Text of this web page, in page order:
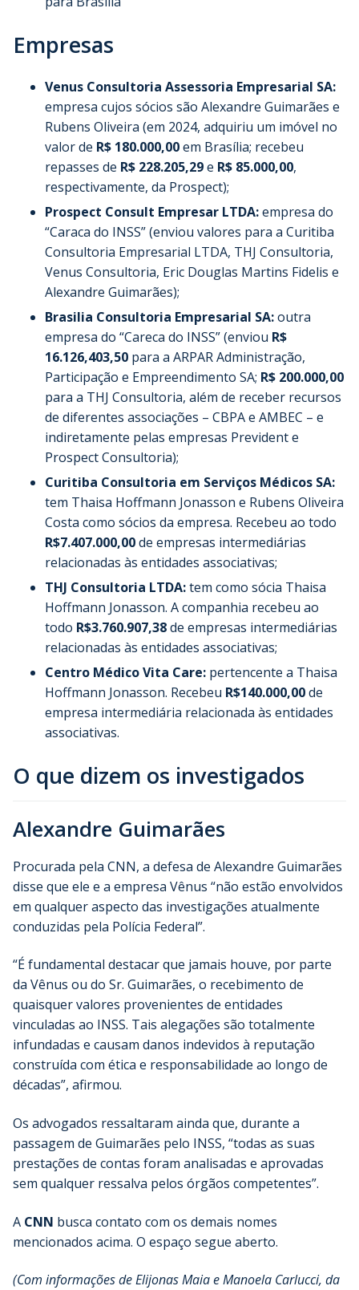
Empresas
Venus Consultoria Assessoria Empresarial SA:
empresa cujos sócios são Alexandre Guimarães e
Rubens Oliveira (em 2024, adquiriu um imóvel no
valor de R$ 180.000,00em Brasília; recebeu
repasses de R$ 228.205,29e R$ 85.000,00,
respectivamente, da Prospect);
Prospect Consult Empresar LTDA:empresa do
“Caraca do INSS” (enviou valores para a Curitiba
Consultoria Empresarial LTDA, THJ Consultoria,
Venus Consultoria, Eric Douglas Martins Fidelis e
Alexandre Guimarães);
Brasilia Consultoria Empresarial SA:outra
empresa do “Careca do INSS” (enviou R$
16.126,403,50 para a ARPAR Administração,
Participação e Empreendimento SA; R$ 200.000,00
para a THJ Consultoria, além de receber recursos
de diferentes associações – CBPA e AMBEC – e
indiretamente pelas empresas Prevident e
Prospect Consultoria);
Curitiba Consultoria em Serviços Médicos SA:
tem Thaisa Hoffmann Jonasson e Rubens Oliveira
Costa como sócios da empresa. Recebeu ao todo
R$7.407.000,00de empresas intermediárias
relacionadas às entidades associativas;
THJ Consultoria LTDA:tem como sócia Thaisa
Hoffmann Jonasson. A companhia recebeu ao
todo R$3.760.907,38de empresas intermediárias
relacionadas às entidades associativas;
Centro Médico Vita Care: pertencente a Thaisa
Hoffmann Jonasson. Recebeu R$140.000,00de
empresa intermediária relacionada às entidades
associativas.
O que dizem os investigados
Alexandre Guimarães
Procurada pela CNN, a defesa de Alexandre Guimarães
disse que ele e a empresa Vênus “não estão envolvidos
em qualquer aspecto das investigações atualmente
conduzidas pela Polícia Federal”.
“É fundamental destacar que jamais houve, por parte
da Vênus ou do Sr. Guimarães, o recebimento de
quaisquer valores provenientes de entidades
vinculadas ao INSS. Tais alegações são totalmente
infundadas e causam danos indevidos à reputação
construída com ética e responsabilidade ao longo de
décadas”, afirmou.
Os advogados ressaltaram ainda que, durante a
passagem de Guimarães pelo INSS, “todas as suas
prestações de contas foram analisadas e aprovadas
sem qualquer ressalva pelos órgãos competentes”.
A CNN busca contato com os demais nomes
mencionados acima. O espaço segue aberto.
(Com informações de Elijonas Maia e Manoela Carlucci, da